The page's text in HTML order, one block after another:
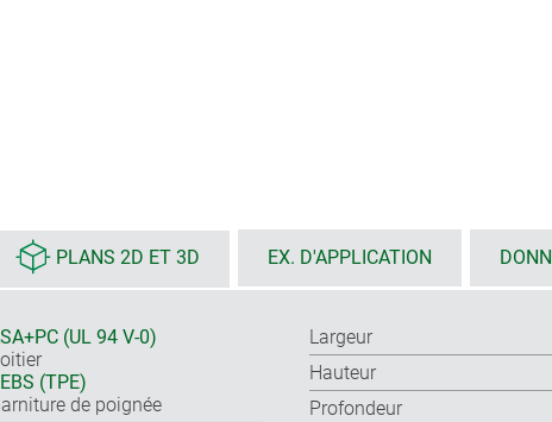
PLANS 2D ET 3D EX. D'APPLICATION
(UL 94 V-0)
(TPE)
de poignée
Largeur
Hauteur
Profondeur